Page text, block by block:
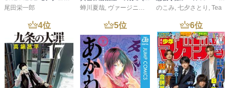
尾田栄一郎
蝉川夏哉 ヴァージニア二等兵 ,転
のこみ 七夕さとり Tea
4位 5位 6位